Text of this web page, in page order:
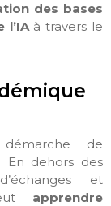
des bases
l’IAà travers le
de
. En dehors des
et
apprendre